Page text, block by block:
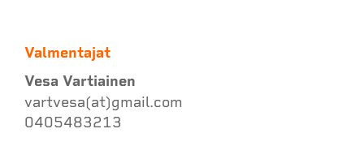
Valmentajat
Vesa Vartiainen
vartvesa(at)gmail.com
0405483213